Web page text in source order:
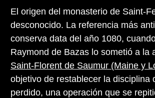
El origen del monasterio de Saint-
desconocido. La referencia más
conserva data del año 1080,
Raymond de Bazas lo sometió a la
Saint-Florent de Saumur (Maine y
objetivo de restablecer la disciplina
perdido, una operación que se